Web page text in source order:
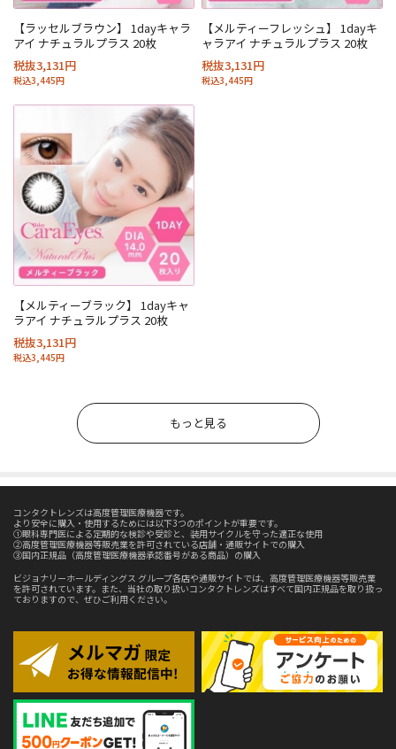
【ラッセルブラウン】 1dayキャラ
アイ ナチュラルプラス 20枚
税抜3,131円
税込3,445円
【メルティーフレッシュ】 1dayキ
ャラアイ ナチュラルプラス 20枚
税抜3,131円
税込3,445円
【メルティーブラック】 1dayキャ
ラアイ ナチュラルプラス 20枚
税抜3,131円
税込3,445円
もっと見る
コンタクトレンズは高度管理医療機器です。
より安全に購入・使用するためには以下3つのポイントが重要です。
①眼科専門医による定期的な検診や受診と、装用サイクルを守った適正な使用
②高度管理医療機器等販売業を許可されている店舗・通販サイトでの購入
③国内正規品（高度管理医療機器承認番号がある商品）の購入
ビジョナリーホールディングス グループ各店や通販サイトでは、高度管理医療機器等販売業
を許可されています。また、当社の取り扱いコンタクトレンズはすべて国内正規品を取り扱っ
ておりますので、ぜひご利用ください。